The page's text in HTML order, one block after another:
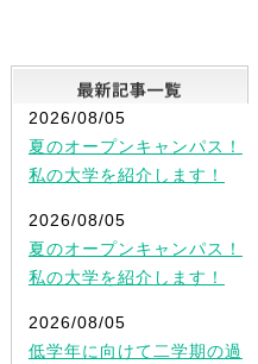
2026/08/05
夏のオープンキャンパス！
私の大学を紹介します！
2026/08/05
夏のオープンキャンパス！
私の大学を紹介します！
2026/08/05
低学年に向けて二学期の過